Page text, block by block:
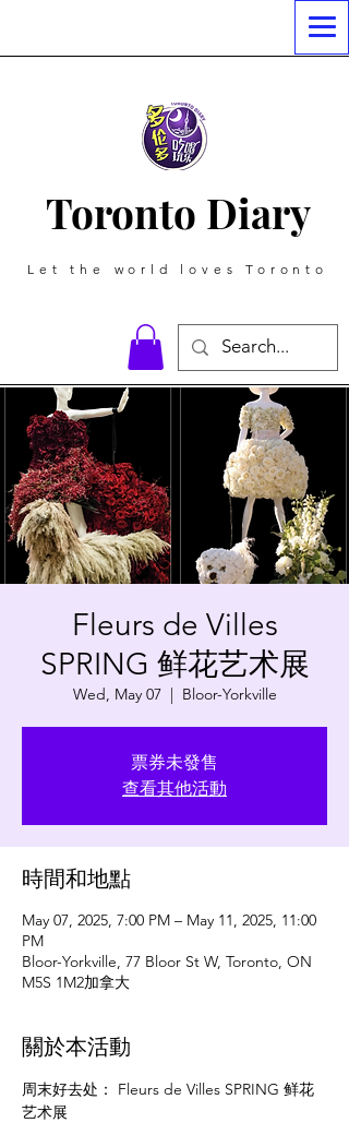
Toronto Diary
Let the world loves Toronto
Fleurs de Villes
SPRING 鲜花艺术展
Wed, May 07
  |
Bloor-Yorkville
票券未發售
查看其他活動
時間和地點
May 07, 2025, 7:00 PM – May 11, 2025, 11:00
PM
Bloor-Yorkville, 77 Bloor St W, Toronto, ON
M5S 1M2加拿大
關於本活動
周末好去处： Fleurs de Villes SPRING 鲜花
艺术展